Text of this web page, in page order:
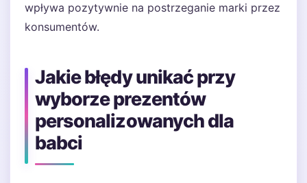
wpływa pozytywnie na postrzeganie marki przez
konsumentów.
Jakie błędy unikać przy
wyborze prezentów
personalizowanych dla
babci